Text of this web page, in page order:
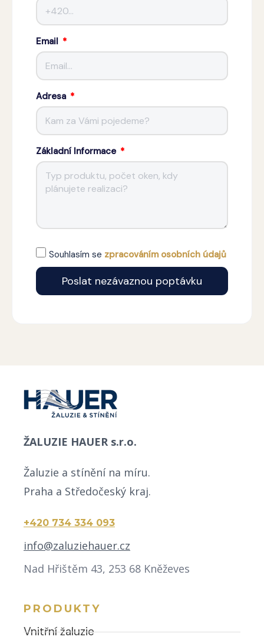
Email
Adresa
Základní Informace
Souhlasím se zpracováním osobních údajů
Poslat nezávaznou poptávku
ŽALUZIE HAUER s.r.o.
Žaluzie a stínění na míru.
Praha a Středočeský kraj.
+420 734 334 093
info@zaluziehauer.cz
Nad Hřištěm 43, 253 68 Kněževes
PRODUKTY
Vnitřní žaluzie